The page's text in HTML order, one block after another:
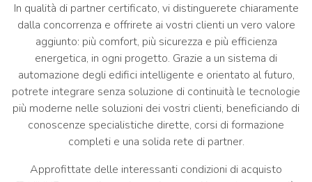
In qualità di partner certificato, vi distinguerete chiaramente
dalla concorrenza e offrirete ai vostri clienti un vero valore
aggiunto: più comfort, più sicurezza e più efficienza
energetica, in ogni progetto. Grazie a un sistema di
automazione degli edifici intelligente e orientato al futuro,
potrete integrare senza soluzione di continuità le tecnologie
più moderne nelle soluzioni dei vostri clienti, beneficiando di
conoscenze specialistiche dirette, corsi di formazione
completi e una solida rete di partner.
Approfittate delle interessanti condizioni di acquisto